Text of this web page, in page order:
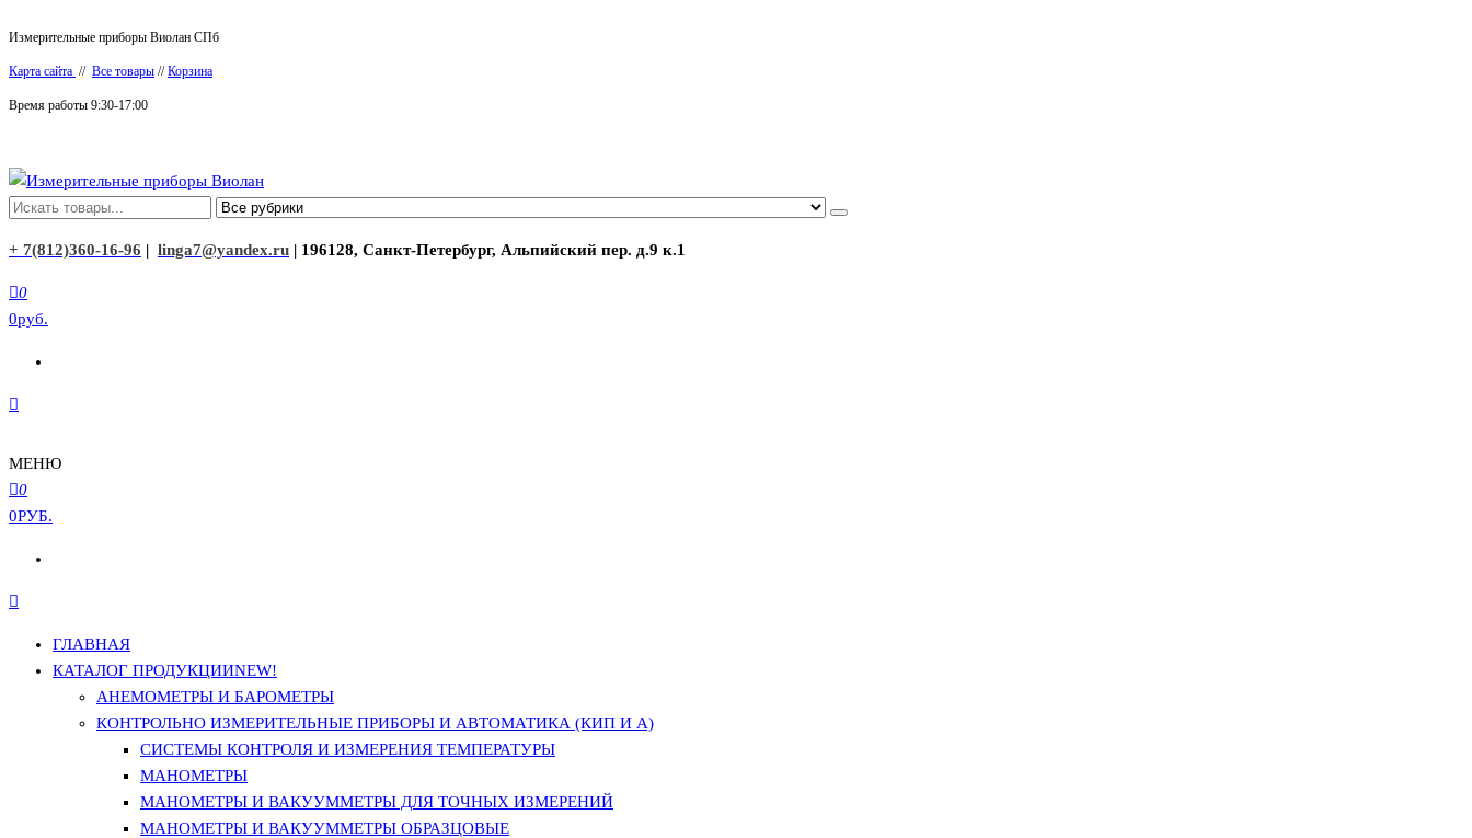
к
содержимому
Измерительные приборы Виолан СПб
Карта сайта // Все товары //Корзина
Время работы 9:30-17:00
Измерительные приборы Виолан
+ 7(812)360-16-96 | linga7@yandex.ru | 196128, Санкт-Петербург, Альпийский пер. д.9 к.1
0
0руб.
МЕНЮ
0
0РУБ.
ГЛАВНАЯ
КАТАЛОГ ПРОДУКЦИИNEW!
АНЕМОМЕТРЫ И БАРОМЕТРЫ
КОНТРОЛЬНО ИЗМЕРИТЕЛЬНЫЕ ПРИБОРЫ И АВТОМАТИКА (КИП И А)
СИСТЕМЫ КОНТРОЛЯ И ИЗМЕРЕНИЯ ТЕМПЕРАТУРЫ
МАНОМЕТРЫ
МАНОМЕТРЫ И ВАКУУММЕТРЫ ДЛЯ ТОЧНЫХ ИЗМЕРЕНИЙ
МАНОМЕТРЫ И ВАКУУММЕТРЫ ОБРАЗЦОВЫЕ